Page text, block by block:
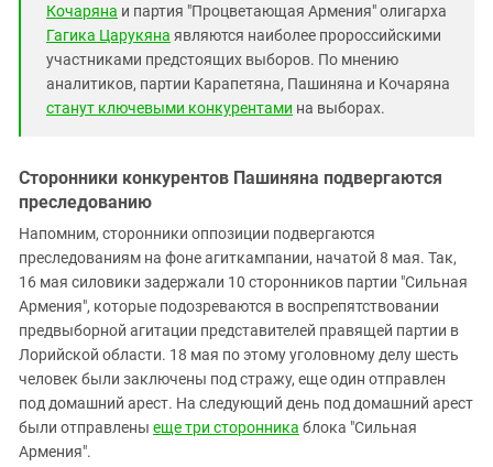
Кочаряна и партия "Процветающая Армения" олигарха
Гагика Царукяна являются наиболее пророссийскими
участниками предстоящих выборов. По мнению
аналитиков, партии Карапетяна, Пашиняна и Кочаряна
станут ключевыми конкурентами на выборах.
Сторонники конкурентов Пашиняна подвергаются
преследованию
Напомним, сторонники оппозиции подвергаются
преследованиям на фоне агиткампании, начатой 8 мая. Так,
16 мая силовики задержали 10 сторонников партии "Сильная
Армения", которые подозреваются в воспрепятствовании
предвыборной агитации представителей правящей партии в
Лорийской области. 18 мая по этому уголовному делу шесть
человек были заключены под стражу, еще один отправлен
под домашний арест. На следующий день под домашний арест
были отправлены еще три сторонника блока "Сильная
Армения".